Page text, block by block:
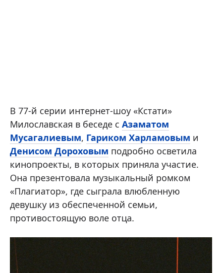
В 77-й серии интернет-шоу «Кстати»
Милославская в беседе с Азаматом
Мусагалиевым, Гариком Харламовым и
Денисом Дороховым подробно осветила
кинопроекты, в которых приняла участие.
Она презентовала музыкальный ромком
«Плагиатор», где сыграла влюбленную
девушку из обеспеченной семьи,
противостоящую воле отца.